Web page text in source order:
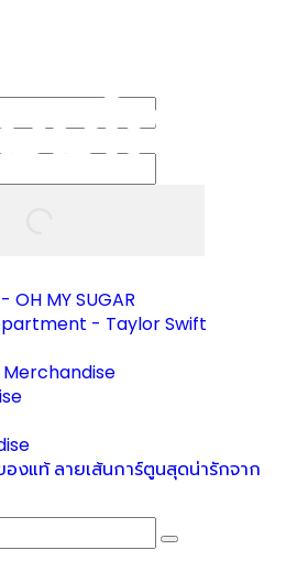
OH MY SUGAR
- Taylor Swift
Merchandise
ของแท้ ลายเส้นการ์ตูนสุดน่ารักจาก